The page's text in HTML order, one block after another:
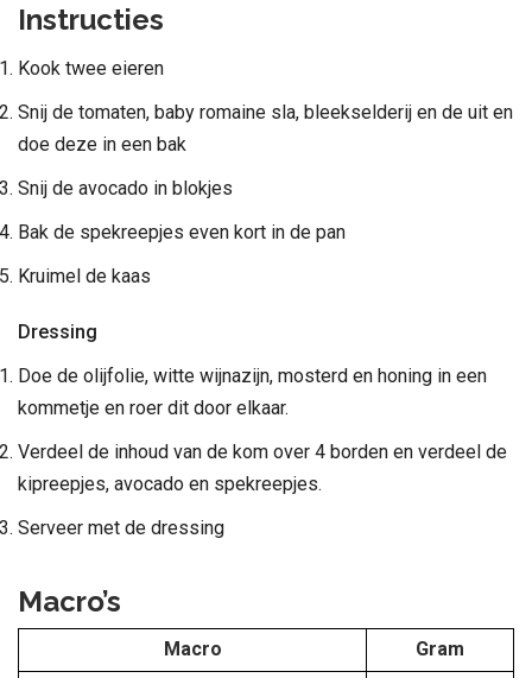
Instructies
Kook twee eieren
Snij de tomaten, baby romaine sla, bleekselderij en de uit en
doe deze in een bak
Snij de avocado in blokjes
Bak de spekreepjes even kort in de pan
Kruimel de kaas
Dressing
Doe de olijfolie, witte wijnazijn, mosterd en honing in een
kommetje en roer dit door elkaar.
Verdeel de inhoud van de kom over 4 borden en verdeel de
kipreepjes, avocado en spekreepjes.
Serveer met de dressing
Macro’s
Macro
Gram